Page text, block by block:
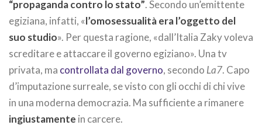
“propaganda contro lo stato”. Secondo un’emittente
egiziana, infatti, «l’omosessualità era l’oggetto del
suo studio». Per questa ragione, «dall’Italia Zaky voleva
screditare e attaccare il governo egiziano». Una tv
privata, ma controllata dal governo, secondo La7. Capo
d’imputazione surreale, se visto con gli occhi di chi vive
in una moderna democrazia. Ma sufficiente a rimanere
ingiustamente in carcere.